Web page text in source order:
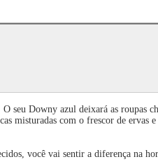
seu Downy azul deixará as roupas
misturadas com o frescor de ervas
você vai sentir a diferença na